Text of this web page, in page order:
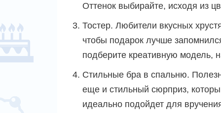
Оттенок выбирайте, исходя из
Тостер. Любители вкусных
чтобы подарок лучше
подберите креативную модель,
Стильные бра в спальню.
еще и стильный сюрприз,
идеально подойдет для